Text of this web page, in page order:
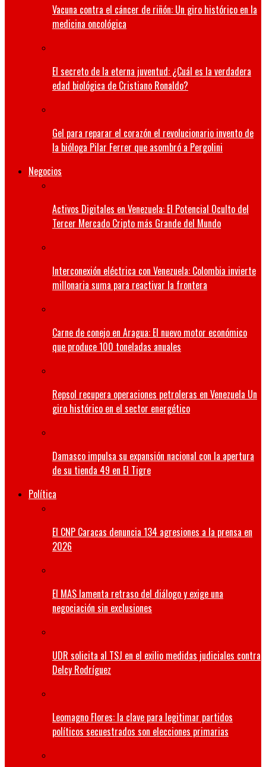
Vacuna contra el cáncer de riñón: Un giro histórico en la
medicina oncológica
El secreto de la eterna juventud: ¿Cuál es la verdadera
edad biológica de Cristiano Ronaldo?
Gel para reparar el corazón el revolucionario invento de
la bióloga Pilar Ferrer que asombró a Pergolini
Negocios
Activos Digitales en Venezuela: El Potencial Oculto del
Tercer Mercado Cripto más Grande del Mundo
Interconexión eléctrica con Venezuela: Colombia invierte
millonaria suma para reactivar la frontera
Carne de conejo en Aragua: El nuevo motor económico
que produce 100 toneladas anuales
Repsol recupera operaciones petroleras en Venezuela Un
giro histórico en el sector energético
Damasco impulsa su expansión nacional con la apertura
de su tienda 49 en El Tigre
Política
El CNP Caracas denuncia 134 agresiones a la prensa en
2026
El MAS lamenta retraso del diálogo y exige una
negociación sin exclusiones
UDR solicita al TSJ en el exilio medidas judiciales contra
Delcy Rodríguez
Leomagno Flores: la clave para legitimar partidos
políticos secuestrados son elecciones primarias